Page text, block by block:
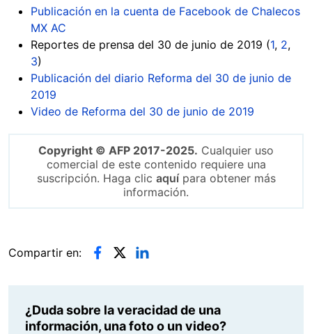
Publicación en la cuenta de Facebook de Chalecos
MX AC
Reportes de prensa del 30 de junio de 2019 (1, 2,
3)
Publicación del diario Reforma del 30 de junio de
2019
Video de Reforma del 30 de junio de 2019
Copyright © AFP 2017-2025. Cualquier uso
comercial de este contenido requiere una
suscripción. Haga clic aquípara obtener más
información.
Compartir en:
¿Duda sobre la veracidad de una
información, una foto o un video?